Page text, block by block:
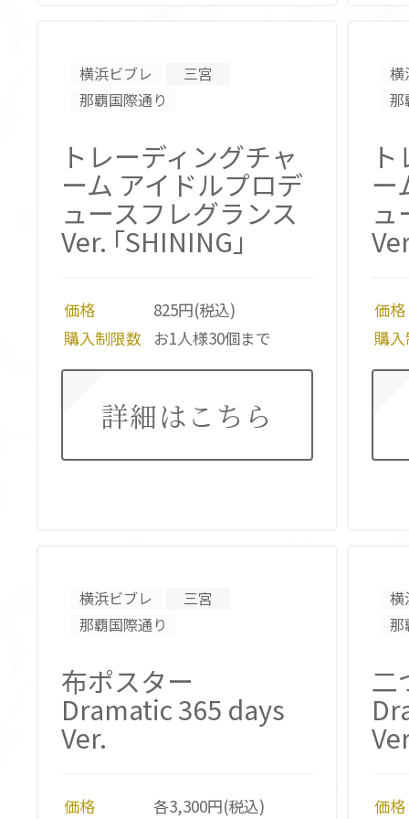
横浜ビブレ
三宮
那覇国際通り
トレーディングチャ
ーム アイドルプロデ
ュースフレグランス
Ver. ｢SHINING｣
価格
825円(税込)
購入制限数
お1人様30個まで
詳細はこちら
横
那
ー
ュ
価格
購
横浜ビブレ
三宮
那覇国際通り
布ポスター
Dramatic 365 days
Ver.
価格
各3,300円(税込)
横
那
二
価格